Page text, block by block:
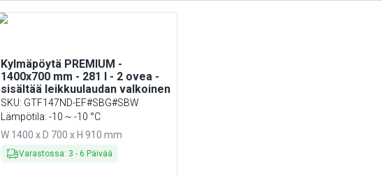
Kylmäpöytä PREMIUM -
1400x700 mm - 281 l - 2 ovea -
sisältää leikkuulaudan valkoinen
SKU: GTF147ND-EF#SBG#SBW
Lämpötila: -10 ~ -10 °C
W 1400 x D 700 x H 910 mm
Varastossa: 3 - 6 Päivää